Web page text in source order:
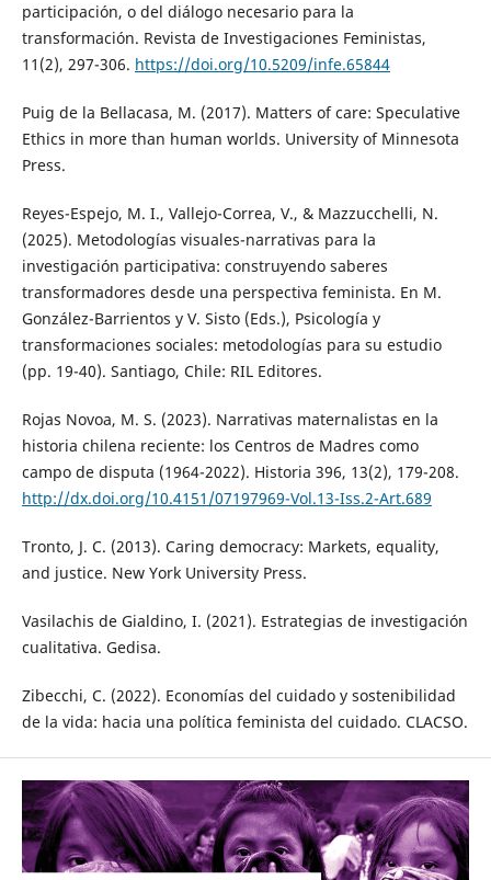
participación, o del diálogo necesario para la
transformación. Revista de Investigaciones Feministas,
11(2), 297-306. https://doi.org/10.5209/infe.65844
Puig de la Bellacasa, M. (2017). Matters of care: Speculative
Ethics in more than human worlds. University of Minnesota
Press.
Reyes-Espejo, M. I., Vallejo-Correa, V., & Mazzucchelli, N.
(2025). Metodologías visuales-narrativas para la
investigación participativa: construyendo saberes
transformadores desde una perspectiva feminista. En M.
González-Barrientos y V. Sisto (Eds.), Psicología y
transformaciones sociales: metodologías para su estudio
(pp. 19-40). Santiago, Chile: RIL Editores.
Rojas Novoa, M. S. (2023). Narrativas maternalistas en la
historia chilena reciente: los Centros de Madres como
campo de disputa (1964-2022). Historia 396, 13(2), 179-208.
http://dx.doi.org/10.4151/07197969-Vol.13-Iss.2-Art.689
Tronto, J. C. (2013). Caring democracy: Markets, equality,
and justice. New York University Press.
Vasilachis de Gialdino, I. (2021). Estrategias de investigación
cualitativa. Gedisa.
Zibecchi, C. (2022). Economías del cuidado y sostenibilidad
de la vida: hacia una política feminista del cuidado. CLACSO.